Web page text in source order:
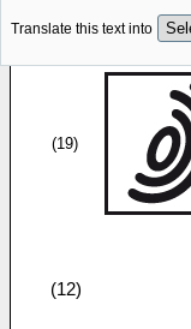
Translate this text into
(19)
(12)